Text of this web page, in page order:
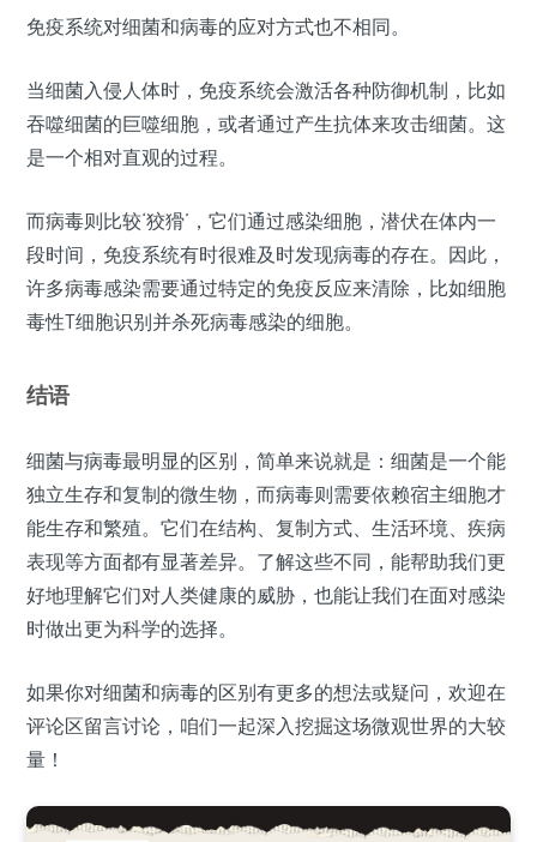
免疫系统对细菌和病毒的应对方式也不相同。
当细菌入侵人体时，免疫系统会激活各种防御机制，比如
吞噬细菌的巨噬细胞，或者通过产生抗体来攻击细菌。这
是一个相对直观的过程。
而病毒则比较‘狡猾’，它们通过感染细胞，潜伏在体内一
段时间，免疫系统有时很难及时发现病毒的存在。因此，
许多病毒感染需要通过特定的免疫反应来清除，比如细胞
毒性T细胞识别并杀死病毒感染的细胞。
结语
细菌与病毒最明显的区别，简单来说就是：细菌是一个能
独立生存和复制的微生物，而病毒则需要依赖宿主细胞才
能生存和繁殖。它们在结构、复制方式、生活环境、疾病
表现等方面都有显著差异。了解这些不同，能帮助我们更
好地理解它们对人类健康的威胁，也能让我们在面对感染
时做出更为科学的选择。
如果你对细菌和病毒的区别有更多的想法或疑问，欢迎在
评论区留言讨论，咱们一起深入挖掘这场微观世界的大较
量！